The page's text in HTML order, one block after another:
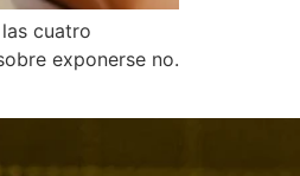
cuatro
exponerse no.